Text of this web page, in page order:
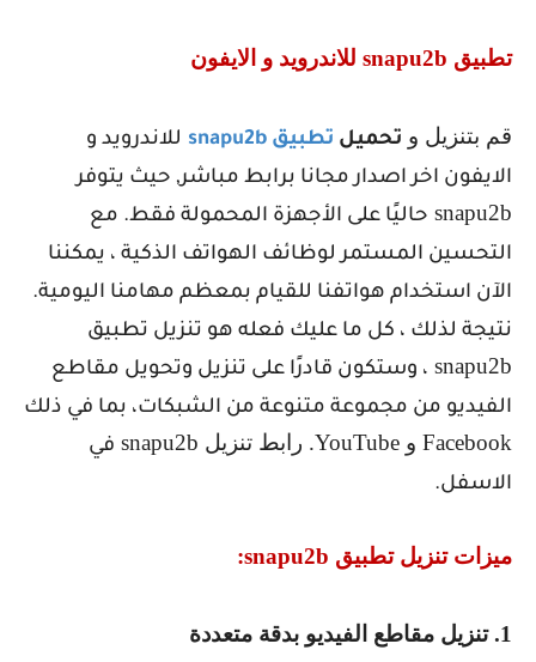
تطبيق snapu2b للاندرويد و الايفون
قم بتنزيل و تحميل تطبيق snapu2b للاندرويد و
الايفون اخر اصدار مجانا برابط مباشر, حيث يتوفر
snapu2b حاليًا على الأجهزة المحمولة فقط. مع
التحسين المستمر لوظائف الهواتف الذكية ، يمكننا
الآن استخدام هواتفنا للقيام بمعظم مهامنا اليومية.
نتيجة لذلك ، كل ما عليك فعله هو تنزيل تطبيق
snapu2b ، وستكون قادرًا على تنزيل وتحويل مقاطع
الفيديو من مجموعة متنوعة من الشبكات، بما في ذلك
Facebook و YouTube. رابط تنزيل snapu2b في
الاسفل.
ميزات تنزيل تطبيق snapu2b
:
1. تنزيل مقاطع الفيديو بدقة متعددة